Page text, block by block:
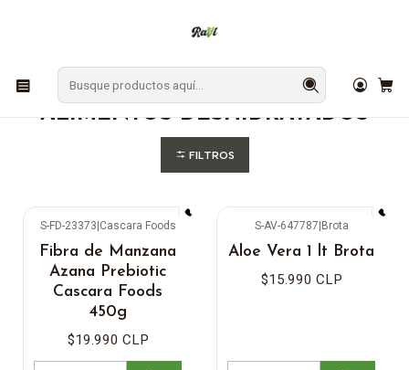
ALIMENTOS DESHIDRATADOS
FILTROS
S-FD-23373|Cascara Foods
Fibra de Manzana
Azana Prebiotic
Cascara Foods
450g
$19.990 CLP
S-AV-647787|Brota
Aloe Vera 1 lt Brota
$15.990 CLP